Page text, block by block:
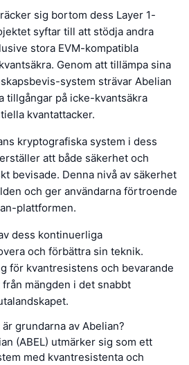
sig bortom dess Layer 1-
syftar till att stödja andra
stora EVM-kompatibla
Genom att tillämpa sina
system strävar Abelian
tillgångar på icke-kvantsäkra
kvantattacker.
kryptografiska system i dess
att både säkerhet och
bevisade. Denna nivå av säkerhet
och ger användarna förtroende
plattformen.
dess kontinuerliga
och förbättra sin teknik.
för kvantresistens och bevarande
mängden i det snabbt
grundarna av Abelian?
(ABEL) utmärker sig som ett
med kvantresistenta och